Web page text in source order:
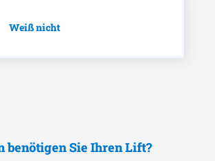
Weiß nicht
benötigen Sie Ihren Lift?